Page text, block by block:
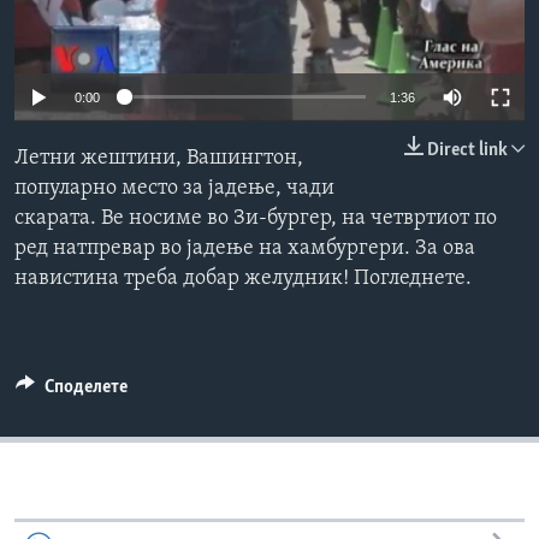
ИНТЕРВЈУА
Јазици
0:00 1:36
Direct link
Летни жештини, Вашингтон,
популарно место за јадење, чади
скарата. Ве носиме во Зи-бургер, на четвртиот по
ред натпревар во јадење на хамбургери. За ова
навистина треба добар желудник! Погледнете.
Споделете